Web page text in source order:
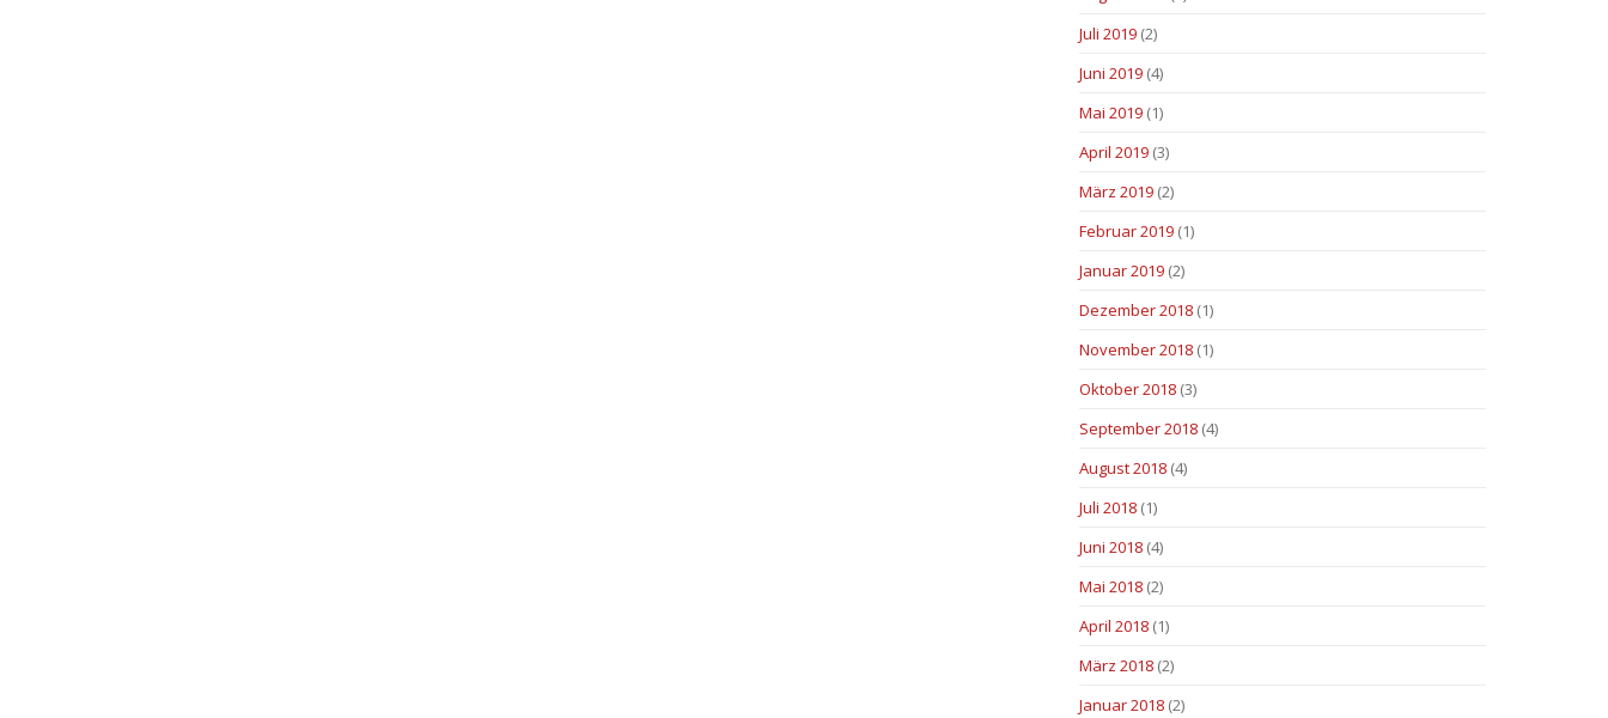
Juli 2019 (2)
Juni 2019 (4)
Mai 2019 (1)
April 2019 (3)
März 2019 (2)
Februar 2019 (1)
Januar 2019 (2)
Dezember 2018 (1)
November 2018 (1)
Oktober 2018 (3)
September 2018 (4)
August 2018 (4)
Juli 2018 (1)
Juni 2018 (4)
Mai 2018 (2)
April 2018 (1)
März 2018 (2)
Januar 2018 (2)